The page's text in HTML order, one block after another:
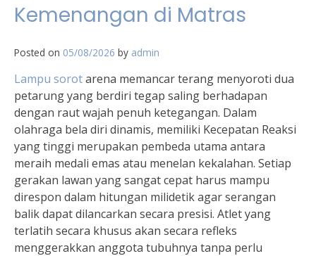
Kemenangan di Matras
Posted on 05/08/2026 by admin
Lampu sorotarena memancar terang menyoroti dua
petarung yang berdiri tegap saling berhadapan
dengan raut wajah penuh ketegangan. Dalam
olahraga bela diri dinamis, memiliki Kecepatan Reaksi
yang tinggi merupakan pembeda utama antara
meraih medali emas atau menelan kekalahan. Setiap
gerakan lawan yang sangat cepat harus mampu
direspon dalam hitungan milidetik agar serangan
balik dapat dilancarkan secara presisi. Atlet yang
terlatih secara khusus akan secara refleks
menggerakkan anggota tubuhnya tanpa perlu